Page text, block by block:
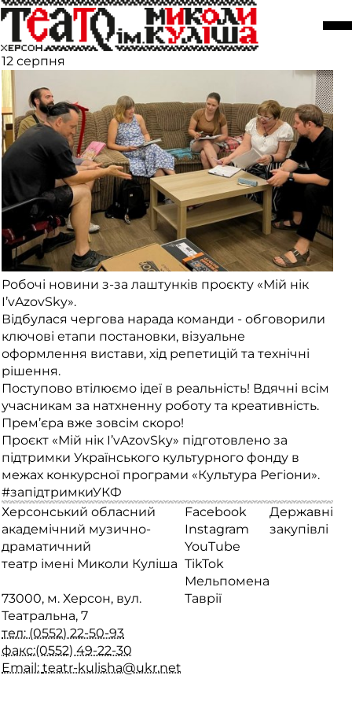
Робочі новини з-за лаштунків
проєкту «Мій нік I’vAzovSky»
12 серпня
Робочі новини з-за лаштунків проєкту «Мій нік
I’vAzovSky».
Відбулася чергова нарада команди - обговорили
ключові етапи постановки, візуальне
оформлення вистави, хід репетицій та технічні
рішення.
Поступово втілюємо ідеї в реальність! Вдячні всім
учасникам за натхненну роботу та креативність.
Прем’єра вже зовсім скоро!
Проєкт «Мій нік I’vAzovSky» підготовлено за
підтримки Українського культурного фонду в
межах конкурсної програми «Культура Регіони».
#запідтримкиУКФ
Херсонський обласний
академічний музично-
драматичний
театр імені Миколи Куліша
73000, м. Херсон, вул.
Театральна, 7
тел: (0552) 22-50-93
факс:(0552) 49-22-30
Email: teatr-kulisha@ukr.net
Facebook
Instagram
YouTube
TikTok
Мельпомена
Таврії
Державні
закупівлі